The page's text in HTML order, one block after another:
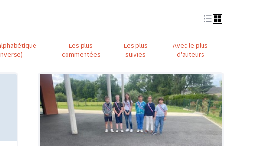
Les plus
commentées
Les plus
suivies
Avec le plus
d'auteurs